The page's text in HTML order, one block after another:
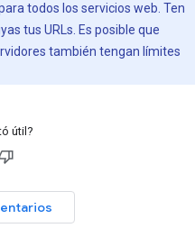
todos los servicios web. Ten
tus URLs. Es posible que
también tengan límites
útil?